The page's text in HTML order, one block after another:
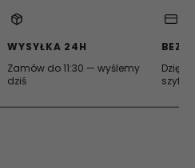
nowej
WYSYŁKA 24H
Zamów do 11:30 — wyślemy
dziś
Dzięki